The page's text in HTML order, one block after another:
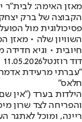
מאזן האימה: לבית"ר
הקבוצה של ברק
פסיכולוגית מול
השוויון שלה •
חיובית • וגיא
דוד רוזנטל11.05.2026
"עברתי מרעידת
חלאס"
הילדות בערד ("אין
ריינה, ומוכל לאתגר